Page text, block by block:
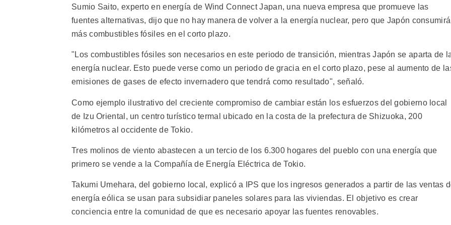
Sumio Saito, experto en energía de Wind Connect Japan, una nueva empresa que promueve las
fuentes alternativas, dijo que no hay manera de volver a la energía nuclear, pero que Japón consumirá
más combustibles fósiles en el corto plazo.
"Los combustibles fósiles son necesarios en este periodo de transición, mientras Japón se aparta de
energía nuclear. Esto puede verse como un periodo de gracia en el corto plazo, pese al aumento de
emisiones de gases de efecto invernadero que tendrá como resultado", señaló.
Como ejemplo ilustrativo del creciente compromiso de cambiar están los esfuerzos del gobierno local
de Izu Oriental, un centro turístico termal ubicado en la costa de la prefectura de Shizuoka, 200
kilómetros al occidente de Tokio.
Tres molinos de viento abastecen a un tercio de los 6.300 hogares del pueblo con una energía que
primero se vende a la Compañía de Energía Eléctrica de Tokio.
Takumi Umehara, del gobierno local, explicó a IPS que los ingresos generados a partir de las ventas
energía eólica se usan para subsidiar paneles solares para las viviendas. El objetivo es crear
conciencia entre la comunidad de que es necesario apoyar las fuentes renovables.